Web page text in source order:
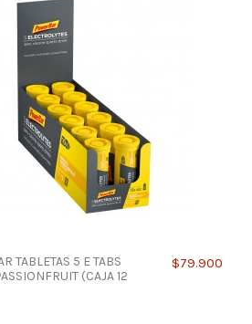
TABLETAS 5 E TABS
(CAJA 12
$79.900